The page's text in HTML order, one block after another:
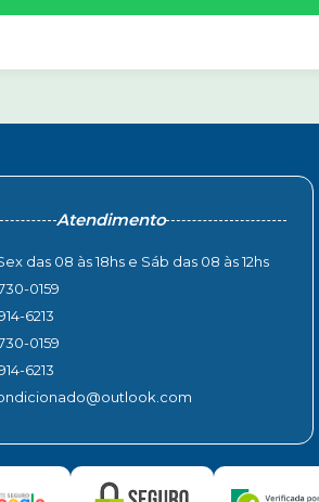
Atendimento
das 08 às 18hs e Sáb das 08 às 12hs
0159
6213
0159
6213